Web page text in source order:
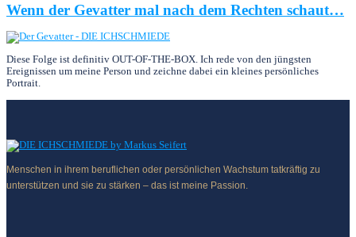
Wenn der Gevatter mal nach dem Rechten schaut…
Diese Folge ist definitiv OUT-OF-THE-BOX. Ich rede von den jüngsten
Ereignissen um meine Person und zeichne dabei ein kleines persönliches
Portrait.
Menschen in ihrem beruflichen oder persönlichen Wachstum tatkräftig zu
unterstützen und sie zu stärken – das ist meine Passion.